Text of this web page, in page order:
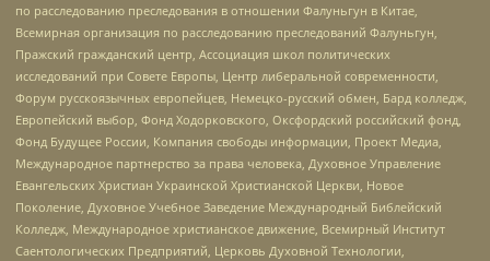
по расследованию преследования в отношении Фалуньгун в Китае,
Всемирная организация по расследованию преследований Фалуньгун,
Пражский гражданский центр, Ассоциация школ политических
исследований при Совете Европы, Центр либеральной современности,
Форум русскоязычных европейцев, Немецко-русский обмен, Бард колледж,
Европейский выбор, Фонд Ходорковского, Оксфордский российский фонд,
Фонд Будущее России, Компания свободы информации, Проект Медиа,
Международное партнерство за права человека, Духовное Управление
Евангельских Христиан Украинской Христианской Церкви, Новое
Поколение, Духовное Учебное Заведение Международный Библейский
Колледж, Международное христианское движение, Всемирный Институт
Саентологических Предприятий, Церковь Духовной Технологии,